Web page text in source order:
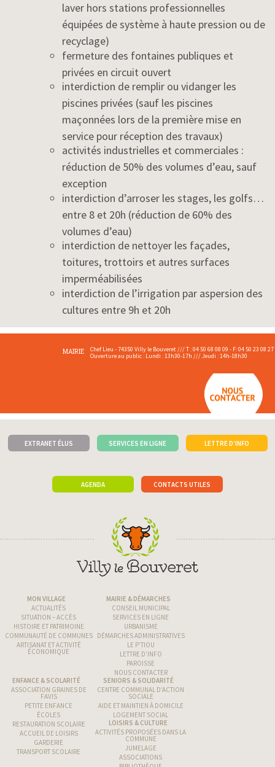
laver hors stations professionnelles
équipées de système à haute pression ou de
recyclage)
fermeture des fontaines publiques et
privées en circuit ouvert
interdiction de remplir ou vidanger les
piscines privées (sauf les piscines
maçonnées lors de la première mise en
service pour réception des travaux)
activités industrielles et commerciales :
réduction de 50% des volumes d’eau, sauf
exception
interdiction d’arroser les stages, les golfs…
entre 8 et 20h (réduction de 60% des
volumes d’eau)
interdiction de nettoyer les façades,
toitures, trottoirs et autres surfaces
imperméabilisées
interdiction de l’irrigation par aspersion des
cultures entre 9h et 20h
MAIRIE
Chef Lieu - 74350 Villy le Bouveret /// T : 04 50 68 08 09 - F: 04 50 23 08 27
Ouverture au public : Lundi : 13h30-17h /// Jeudi : 14h-18h30
EXTRANET ÉLUS SERVICES EN LIGNE LETTRE D'INFO
AGENDA CONTACTS UTILES
MON VILLAGE
ACTUALITÉS
SITUATION – ACCÈS
HISTOIRE ET PATRIMOINE
COMMUNAUTÉ DE COMMUNES
ARTISANAT ET ACTIVITÉ
ÉCONOMIQUE
MAIRIE & DÉMARCHES
CONSEIL MUNICIPAL
SERVICES EN LIGNE
URBANISME
DÉMARCHES ADMINISTRATIVES
LE P’TIOU
LETTRE D’INFO
PAROISSE
NOUS CONTACTER
ENFANCE & SCOLARITÉ
ASSOCIATION GRAINES DE
FAVIS
PETITE ENFANCE
ÉCOLES
RESTAURATION SCOLAIRE
ACCUEIL DE LOISIRS
GARDERIE
TRANSPORT SCOLAIRE
SENIORS & SOLIDARITÉ
CENTRE COMMUNAL D’ACTION
SOCIALE
AIDE ET MAINTIEN À DOMICILE
LOGEMENT SOCIAL
LOISIRS & CULTURE
ACTIVITÉS PROPOSÉES DANS LA
COMMUNE
JUMELAGE
ASSOCIATIONS